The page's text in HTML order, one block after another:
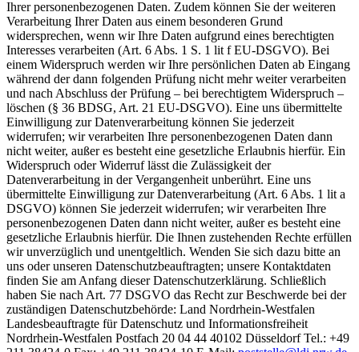
Ihrer personenbezogenen Daten. Zudem können Sie der weiteren
Verarbeitung Ihrer Daten aus einem besonderen Grund
widersprechen, wenn wir Ihre Daten aufgrund eines berechtigten
Interesses verarbeiten (Art. 6 Abs. 1 S. 1 lit f EU-DSGVO). Bei
einem Widerspruch werden wir Ihre persönlichen Daten ab Eingang
während der dann folgenden Prüfung nicht mehr weiter verarbeiten
und nach Abschluss der Prüfung – bei berechtigtem Widerspruch –
löschen (§ 36 BDSG, Art. 21 EU-DSGVO). Eine uns übermittelte
Einwilligung zur Datenverarbeitung können Sie jederzeit
widerrufen; wir verarbeiten Ihre personenbezogenen Daten dann
nicht weiter, außer es besteht eine gesetzliche Erlaubnis hierfür. Ein
Widerspruch oder Widerruf lässt die Zulässigkeit der
Datenverarbeitung in der Vergangenheit unberührt. Eine uns
übermittelte Einwilligung zur Datenverarbeitung (Art. 6 Abs. 1 lit a
DSGVO) können Sie jederzeit widerrufen; wir verarbeiten Ihre
personenbezogenen Daten dann nicht weiter, außer es besteht eine
gesetzliche Erlaubnis hierfür. Die Ihnen zustehenden Rechte erfüllen
wir unverzüglich und unentgeltlich. Wenden Sie sich dazu bitte an
uns oder unseren Datenschutzbeauftragten; unsere Kontaktdaten
finden Sie am Anfang dieser Datenschutzerklärung. Schließlich
haben Sie nach Art. 77 DSGVO das Recht zur Beschwerde bei der
zuständigen Datenschutzbehörde: Land Nordrhein-Westfalen
Landesbeauftragte für Datenschutz und Informationsfreiheit
Nordrhein-Westfalen Postfach 20 04 44 40102 Düsseldorf Tel.: +49